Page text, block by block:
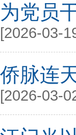
为党员
[2026-03-
侨脉连
[2026-03-